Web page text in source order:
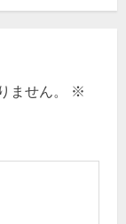
せん。
※